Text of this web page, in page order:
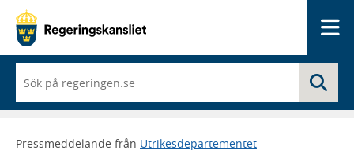
du
börjar
skriva
framträder
Pressmeddelande från Utrikesdepartementet